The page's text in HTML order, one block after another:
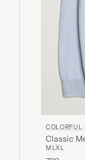
COLORFUL
Classic
M LXL